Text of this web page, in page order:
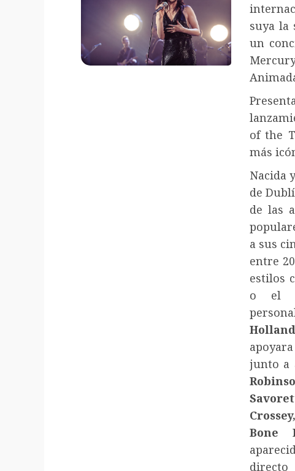
suya la
un
of the
más
Nacida
de
de las
a sus
entre
estilos
o el
Holland
junto a
Crossey,
Bone
directo